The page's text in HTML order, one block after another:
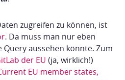
zugreifen zu können, ist
. Da muss man nur eben
Query aussehen könnte. Zum
der EU (ja, wirklich!)
EU member states,